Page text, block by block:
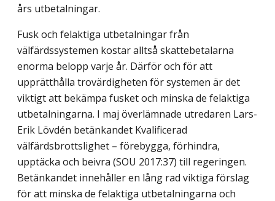
års utbetalningar.
Fusk och felaktiga utbetalningar från
välfärdssystemen kostar alltså skattebetalarna
enorma belopp varje år. Därför och för att
upprätthålla trovärdigheten för systemen är det
viktigt att bekämpa fusket och minska de felaktiga
utbetalningarna. I maj överläm­nade utredaren Lars-
Erik Lövdén betänkandet Kvalificerad
välfärdsbrottslighet – förebygga, förhindra,
upptäcka och beivra (SOU 2017:37) till regeringen.
Betänkandet innehåller en lång rad viktiga förslag
för att minska de felaktiga utbetalningarna och